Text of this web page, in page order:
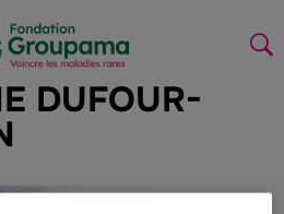
à la navigation
DUFOUR-